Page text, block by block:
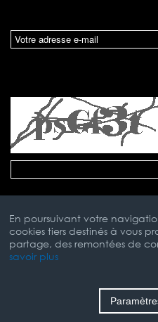
En poursuivant votre
cookies tiers destinés à vous
partage, des remontées de
savoir plus